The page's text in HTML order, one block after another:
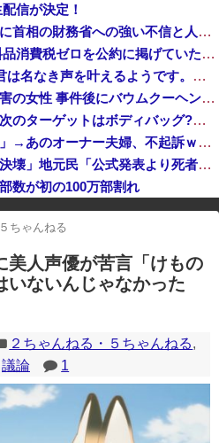
女性を殺害し山に捨てた無職ベトナム人、安定の”在留資格なし”だった
人になる😭
信が決定！
消費税減税を閣議決定、背景に首相の財務省への強い不信と人事介入の示唆 歴代政権に増税を主導してきた財務省、高市内閣に完全敗北
【速報】 記者「中革連は食料品消費税ゼロを公約に掲げていたが？」→階猛氏「そ、それは財源確保という条件付き」
【R-18(G)／安価・あんこ】君は名なき声を叶えるようです。【オリ世界ポケスレ】 第１５話
斉藤慎二被告から性的暴行被害の女性 事件後にバウムクーヘン店を経営やTikTokでライブ配信する姿に「言葉にできない悔しさと怒り」
おじさんファッション論争→次のターゲットはボディバッグ?パーカーもダメハーフパンツもダメ悲鳴も
「コンビニ、馬鹿にすんなよ」→あのオーナー夫婦、不起訴ｗｗｗｗｗｗｗｗｗ
中国「大洪水！」中国ダム「決壊」地元民「公式発表より死者多い！」中国政府「住民拘束！（安否不明」中国当局「救助隊動画も削除」台風13号「三峡ダム接近中」→
数が初の100万部割れ
インやアドオンを利用している場合、
ったり、サイト全体のレイアウトが崩れ
ちゃんねる
美人声優が苦言「けもの
いないんじゃなかった
２ちゃんねる・５ちゃんねる,
議論 1